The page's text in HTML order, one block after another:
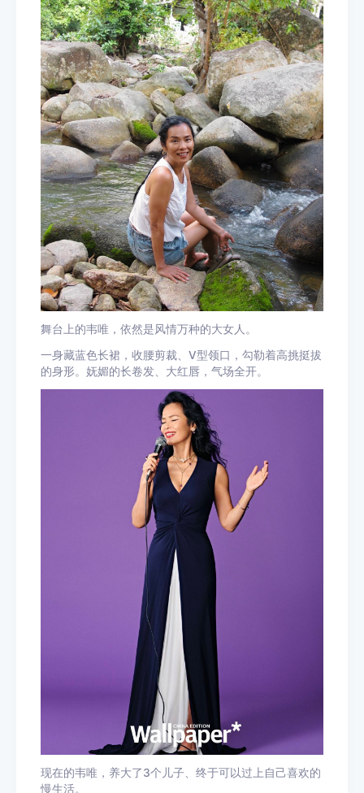
舞台上的韦唯，依然是风情万种的大女人。
一身藏蓝色长裙，收腰剪裁、V型领口，勾勒着高挑挺拔
的身形。妩媚的长卷发、大红唇，气场全开。
现在的韦唯，养大了3个儿子、终于可以过上自己喜欢的
慢生活。